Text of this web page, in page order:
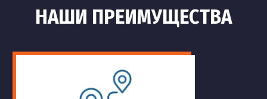
НАШИ ПРЕИМУЩЕСТВА